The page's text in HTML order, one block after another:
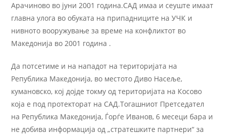
Арачиново во јуни 2001 година.САД имаа и сеуште имаат
главна улога во обуката на припадниците на УЧК и
нивното вооружување за време на конфликтот во
Македонија во 2001 година .
Да потсетиме и на нападот на територијата на
Република Македонија, во местото Диво Насеље,
кумановско, кој дојде токму од територијата на Косово
која е под протекторат на САД.Тогашниот Претседател
на Република Македонија, Ѓорѓе Иванов, 6 месеци бара и
не добива информација од „стратешките партнери“ за